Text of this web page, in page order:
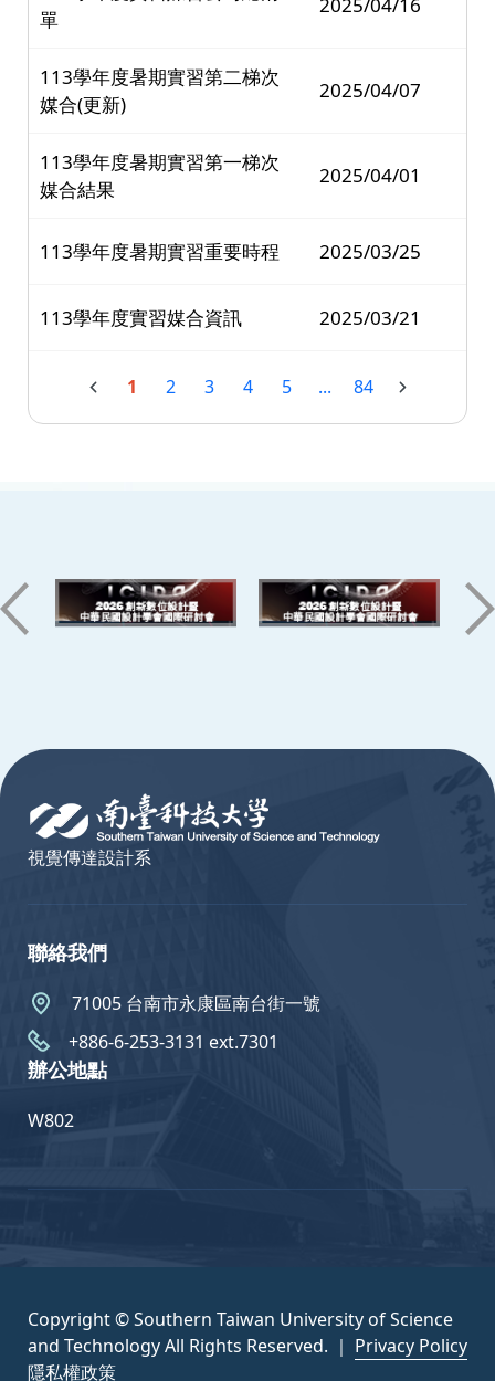
單
2025/04/16
113學年度暑期實習第二梯次
媒合(更新)
2025/04/07
113學年度暑期實習第一梯次
媒合結果
2025/04/01
113學年度暑期實習重要時程 2025/03/25
113學年度實習媒合資訊 2025/03/21
1 2 3 4 5 ... 84
視覺傳達設計系
聯絡我們
71005 台南市永康區南台街一號
+886-6-253-3131 ext.7301
辦公地點
W802
Copyright © Southern Taiwan University of Science
and Technology All Rights Reserved. ｜ Privacy Policy
隱私權政策